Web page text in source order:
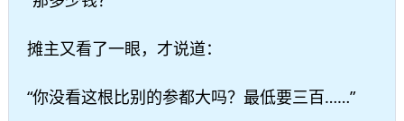
摊主又看了一眼，才说道：
“你没看这根比别的参都大吗？最低要三百……”